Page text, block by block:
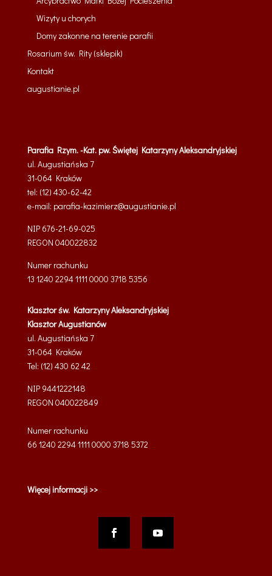
Wizyty u chorych
Domy zakonne na terenie parafii
Rosarium św. Rity (sklepik)
Kontakt
augustianie.pl
Parafia Rzym. -Kat. pw. Świętej Katarzyny Aleksandryjskiej
ul. Augustiańska 7
31-064 Kraków
tel: (12) 430-62-42
e-mail: parafia-kazimierz@augustianie.pl
NIP 676-21-69-025
REGON 040022832
Numer rachunku
13 1240 2294 1111 0000 3718 5356
Klasztor św. Katarzyny Aleksandryjskiej
Klasztor Augustianów
ul. Augustiańska 7
31-064 Kraków
Tel: (12) 430 62 42
NIP 9441222148
REGON 040022849
Numer rachunku
66 1240 2294 1111 0000 3718 5372
Więcej informacji >>